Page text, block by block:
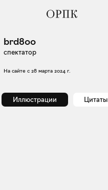
brd800
спектатор
На сайте с 28 марта 2024 г.
Иллюстрации Цитаты